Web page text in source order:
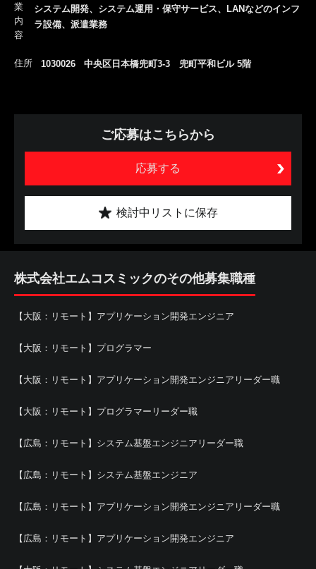
業
内
容
システム開発、システム運用・保守サービス、LANなどのインフ
ラ設備、派遣業務
住所 1030026 中央区日本橋兜町3-3 兜町平和ビル 5階
ご応募はこちらから
応募する
検討中リストに保存
株式会社エムコスミックのその他募集職種
【大阪：リモート】アプリケーション開発エンジニア
【大阪：リモート】プログラマー
【大阪：リモート】アプリケーション開発エンジニアリーダー職
【大阪：リモート】プログラマーリーダー職
【広島：リモート】システム基盤エンジニアリーダー職
【広島：リモート】システム基盤エンジニア
【広島：リモート】アプリケーション開発エンジニアリーダー職
【広島：リモート】アプリケーション開発エンジニア